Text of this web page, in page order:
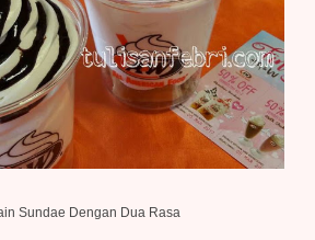
Sundae Dengan Dua Rasa